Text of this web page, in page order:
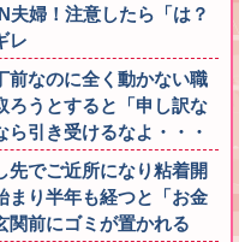
夫婦！注意したら「は？
レ
前なのに全く動かない職
うとすると「申し訳な
引き受けるなよ・・・
先でご近所になり粘着開
まり半年も経つと「お金
関前にゴミが置かれる